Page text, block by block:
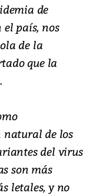
de
el país, nos
de la
que la
natural de los
del virus
son más
letales, y no